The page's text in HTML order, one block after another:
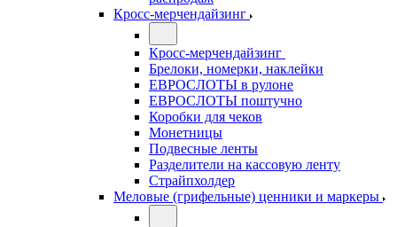
Кросс-мерчендайзинг
Кросс-мерчендайзинг
Брелоки, номерки, наклейки
ЕВРОСЛОТЫ в рулоне
ЕВРОСЛОТЫ поштучно
Коробки для чеков
Монетницы
Подвесные ленты
Разделители на кассовую ленту
Страйпхолдер
Меловые (грифельные) ценники и маркеры